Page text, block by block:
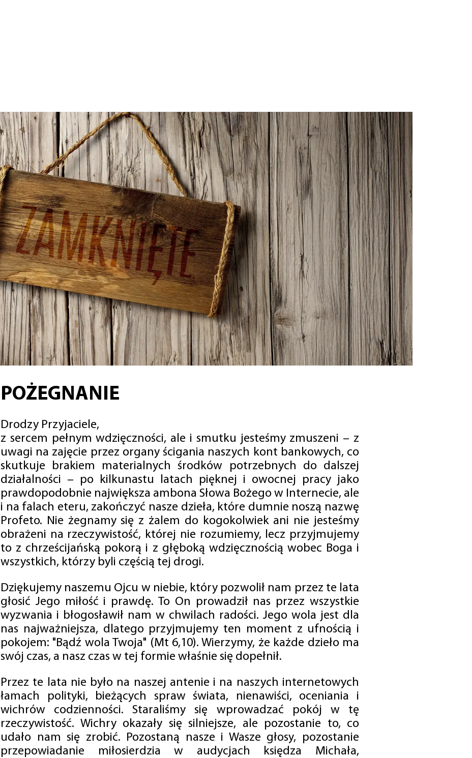
POŻEGNANIE
Drodzy Przyjaciele,
z sercem pełnym wdzięczności, ale i smutku jesteśmy zmuszeni – z
uwagi na zajęcie przez organy ścigania naszych kont bankowych, co
skutkuje brakiem materialnych środków potrzebnych do dalszej
działalności – po kilkunastu latach pięknej i owocnej pracy jako
prawdopodobnie największa ambona Słowa Bożego w Internecie, ale
i na falach eteru, zakończyć nasze dzieła, które dumnie noszą nazwę
Profeto. Nie żegnamy się z żalem do kogokolwiek ani nie jesteśmy
obrażeni na rzeczywistość, której nie rozumiemy, lecz przyjmujemy
to z chrześcijańską pokorą i z głęboką wdzięcznością wobec Boga i
wszystkich, którzy byli częścią tej drogi.
Dziękujemy naszemu Ojcu w niebie, który pozwolił nam przez te lata
głosić Jego miłość i prawdę. To On prowadził nas przez wszystkie
wyzwania i błogosławił nam w chwilach radości. Jego wola jest dla
nas najważniejsza, dlatego przyjmujemy ten moment z ufnością i
pokojem: "Bądź wola Twoja" (Mt 6,10). Wierzymy, że każde dzieło ma
swój czas, a nasz czas w tej formie właśnie się dopełnił.
Przez te lata nie było na naszej antenie i na naszych internetowych
łamach polityki, bieżących spraw świata, nienawiści, oceniania i
wichrów codzienności. Staraliśmy się wprowadzać pokój w tę
rzeczywistość. Wichry okazały się silniejsze, ale pozostanie to, co
udało nam się zrobić. Pozostaną nasze i Wasze głosy, pozostanie
przepowiadanie miłosierdzia w audycjach księdza Michała,